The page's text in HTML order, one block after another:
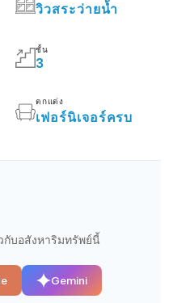
วิวสระว่ายน้ำ
ชั้น
3
ตกแต่ง
เฟอร์นิเจอร์ครบ
กับอสังหาริมทรัพย์นี้
Gemini